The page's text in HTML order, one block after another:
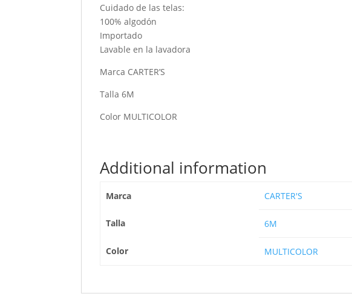
Cuidado de las telas:
100% algodón
Importado
Lavable en la lavadora
Marca CARTER’S
Talla 6M
Color MULTICOLOR
Additional information
Marca CARTER'S
Talla 6M
Color MULTICOLOR